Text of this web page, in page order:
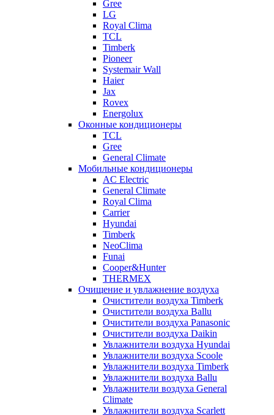
Gree
LG
Royal Clima
TCL
Timberk
Pioneer
Systemair Wall
Haier
Jax
Rovex
Energolux
Оконные кондиционеры
TCL
Gree
General Climate
Мобильные кондиционеры
AC Electric
General Climate
Royal Clima
Carrier
Hyundai
Timberk
NeoClima
Funai
Cooper&Hunter
THERMEX
Очищение и увлажнение воздуха
Очистители воздуха Timberk
Очистители воздуха Ballu
Очистители воздуха Panasonic
Очистители воздуха Daikin
Увлажнители воздуха Hyundai
Увлажнители воздуха Scoole
Увлажнители воздуха Timberk
Увлажнители воздуха Ballu
Увлажнители воздуха General
Climate
Увлажнители воздуха Scarlett